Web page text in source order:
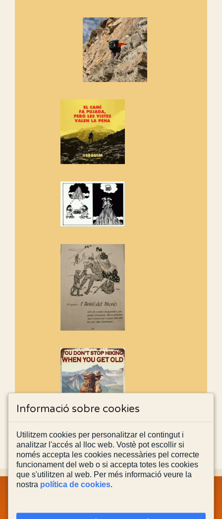
Si no podem caminar, alguna
cosa hem de fer...
Els Centpeus signen el
Manifest a favor dels Camins
adhereix-te al manifest!
Rebem un diploma dels
Amics de Sant Aniol d'Aguja
Els Centpeus estem implicats
amb la recuperació del refugi i
POLÍTICA DE COOKIES
CONTACTA'NS
Informació sobre cookies
Utilitzem cookies per personalitzar el contingut i
analitzar l'accés al lloc web. Vostè pot escollir si
només accepta les cookies necessàries pel correcte
funcionament del web o si accepta totes les cookies
que s'utilitzen al web. Per més informació veure la
nostra política de cookies.